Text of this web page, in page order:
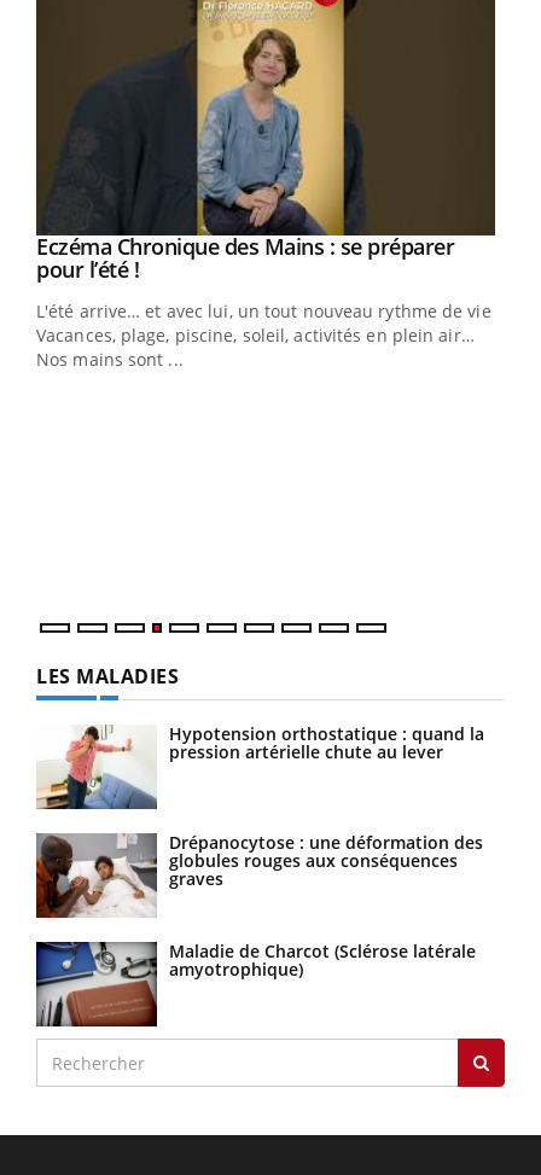
Youtube
Eczéma Chronique des Mains : se préparer
pour l’été !Youtube
L'été arrive… et avec lui, un tout nouveau rythme de vie !
Vacances, plage, piscine, soleil, activités en plein air…
Nos mains sont ...
LES MALADIES
Hypotension orthostatique : quand la
pression artérielle chute au lever
Drépanocytose : une déformation des
globules rouges aux conséquences
graves
Maladie de Charcot (Sclérose latérale
amyotrophique)